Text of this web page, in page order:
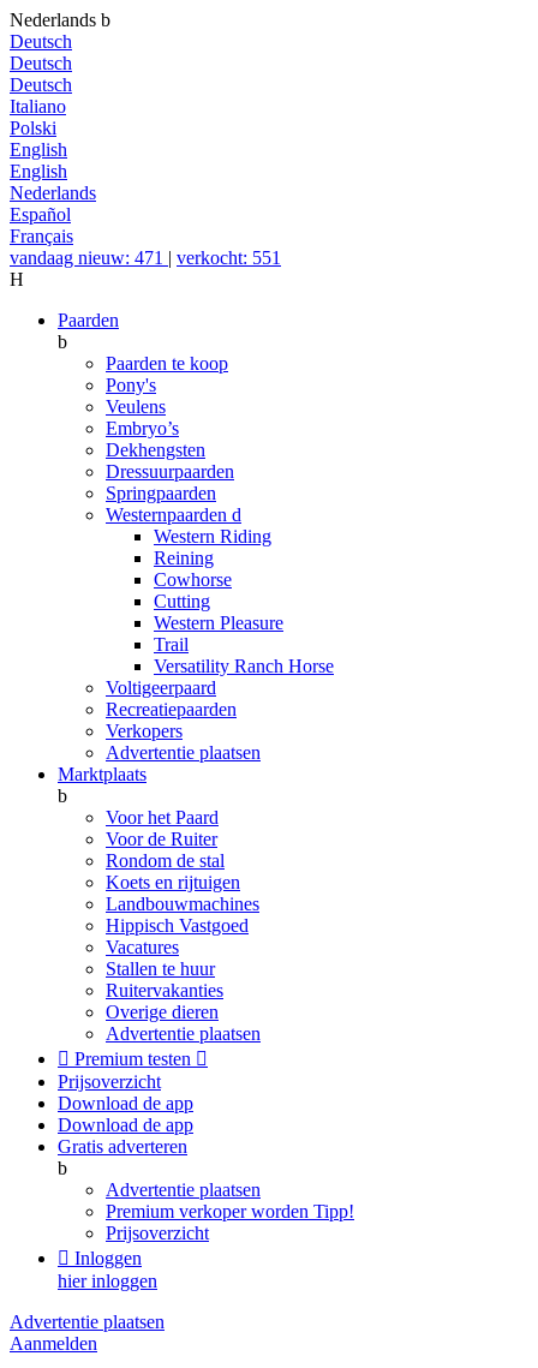
Nederlands b
Deutsch
Deutsch
Deutsch
Italiano
Polski
English
English
Nederlands
Español
Français
vandaag nieuw: 471 | verkocht: 551
H
Paarden
b
Paarden te koop
Pony's
Veulens
Embryo’s
Dekhengsten
Dressuurpaarden
Springpaarden
Westernpaarden d
Western Riding
Reining
Cowhorse
Cutting
Western Pleasure
Trail
Versatility Ranch Horse
Voltigeerpaard
Recreatiepaarden
Verkopers
Advertentie plaatsen
Marktplaats
b
Voor het Paard
Voor de Ruiter
Rondom de stal
Koets en rijtuigen
Landbouwmachines
Hippisch Vastgoed
Vacatures
Stallen te huur
Ruitervakanties
Overige dieren
Advertentie plaatsen
 Premium testen 
Prijsoverzicht
Download de app
Download de app
Gratis adverteren
b
Advertentie plaatsen
Premium verkoper worden Tipp!
Prijsoverzicht
 Inloggen
hier inloggen
Advertentie plaatsen
Aanmelden